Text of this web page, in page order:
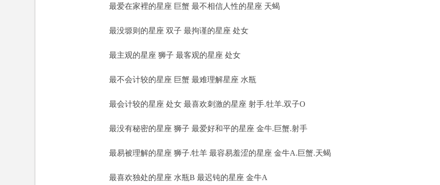
最爱在家裡的星座 巨蟹 最不相信人性的星座 天蝎
最没塬则的星座 双子 最拘谨的星座 处女
最主观的星座 狮子 最客观的星座 处女
最不会计较的星座 巨蟹 最难理解星座 水瓶
最会计较的星座 处女 最喜欢刺激的星座 射手.牡羊.双子O
最没有秘密的星座 狮子 最爱好和平的星座 金牛.巨蟹.射手
最易被理解的星座 狮子.牡羊 最容易羞涩的星座 金牛A.巨蟹.天蝎
最喜欢独处的星座 水瓶B 最迟钝的星座 金牛A